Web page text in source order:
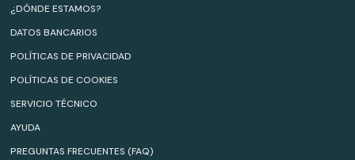
¿DÓNDE ESTAMOS?
DATOS BANCARIOS
POLÍTICAS DE PRIVACIDAD
POLÍTICAS DE COOKIES
SERVICIO TÉCNICO
AYUDA
PREGUNTAS FRECUENTES (FAQ)